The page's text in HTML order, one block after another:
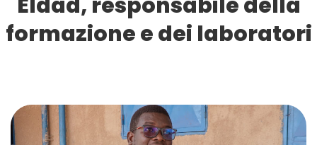
formazione e dei laboratori